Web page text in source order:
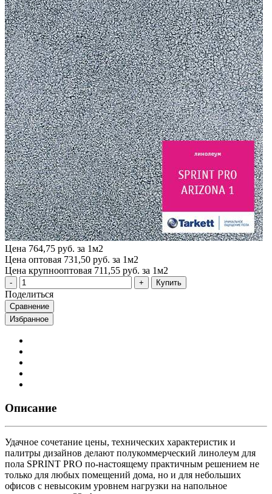
Цена 764,75 руб. за 1м2
Цена оптовая 731,50 руб. за 1м2
Цена крупнооптовая 711,55 руб. за 1м2
Купить
Поделиться
Сравнение
Избранное
Описание
Удачное сочетание цены, технических характеристик и
палитры дизайнов делают полукоммерческий линолеум для
пола SPRINT PRO по-настоящему практичным решением не
только для любых помещений дома, но и для небольших
офисов с невысоким уровнем нагрузки на напольное